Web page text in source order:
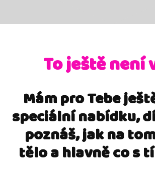
To ještě není
Mám pro Tebe
speciální nabídku,
poznáš, jak na
tělo a hlavně co s